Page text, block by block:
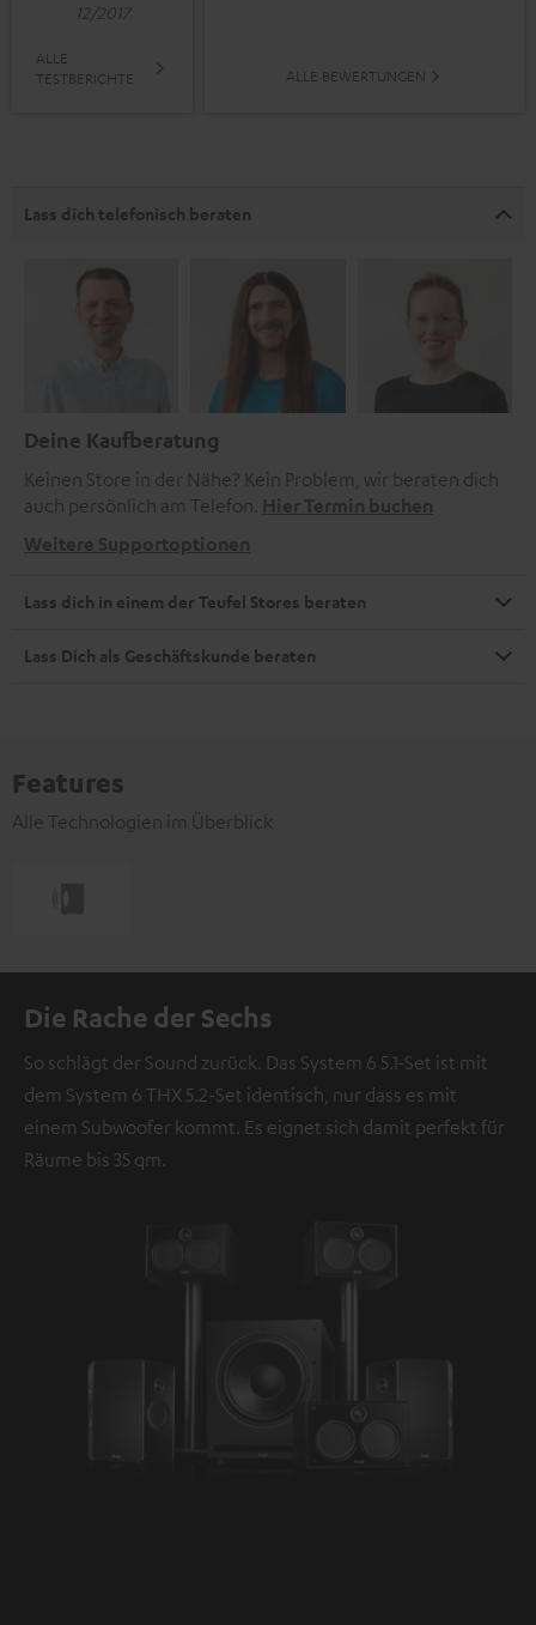
12/2017
ALLE
TESTBERICHTE
ALLE BEWERTUNGEN
Lass dich telefonisch beraten
Deine Kaufberatung
Keinen Store in der Nähe? Kein Problem, wir beraten dich
auch persönlich am Telefon. Hier Termin buchen
Weitere Supportoptionen
Lass dich in einem der Teufel Stores beraten
Lass Dich als Geschäftskunde beraten
Features
Alle Technologien im Überblick
Die Rache der Sechs
So schlägt der Sound zurück. Das System 6 5.1-Set ist mit
dem System 6 THX 5.2-Set identisch, nur dass es mit
einem Subwoofer kommt. Es eignet sich damit perfekt für
Räume bis 35 qm.